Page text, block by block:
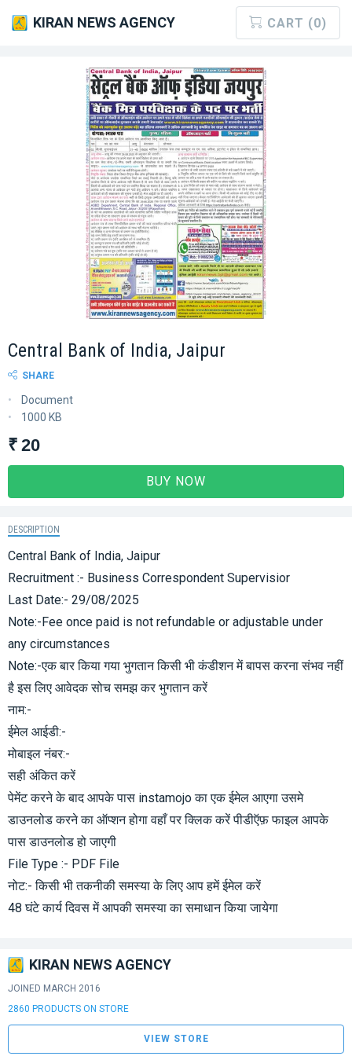
KIRAN NEWS AGENCY CART (0)
Central Bank of India, Jaipur
SHARE
Document
1000 KB
₹ 20
BUY NOW
DESCRIPTION
Central Bank of India, Jaipur
Recruitment :- Business Correspondent Supervisior
Last Date:- 29/08/2025
Note:-Fee once paid is not refundable or adjustable under
any circumstances
Note:-एक बार किया गया भुगतान किसी भी कंडीशन में बापस करना संभव नहीं
है इस लिए आवेदक सोच समझ कर भुगतान करें
नाम:-
ईमेल आईडी:-
मोबाइल नंबर:-
सही अंकित करें
पेमेंट करने के बाद आपके पास instamojo का एक ईमेल आएगा उसमे
डाउनलोड करने का ऑप्शन होगा वहाँ पर क्लिक करें पीडीऍफ़ फाइल आपके
पास डाउनलोड हो जाएगी
File Type :- PDF File
नोट:- किसी भी तकनीकी समस्या के लिए आप हमें ईमेल करें
48 घंटे कार्य दिवस में आपकी समस्या का समाधान किया जायेगा
KIRAN NEWS AGENCY
JOINED MARCH 2016
2860 PRODUCTS ON STORE
VIEW STORE